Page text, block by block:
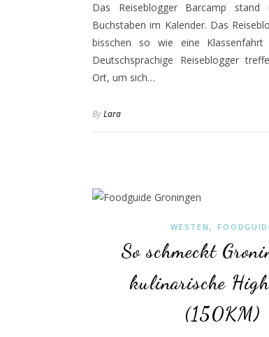
Das Reiseblogger Barcamp
Buchstaben im Kalender. Das
bisschen so wie eine Klassenfahrt
Deutschsprachige Reiseblogger
Ort, um sich…
ByLara
WESTEN ,
So schmeckt
kulinarische
(150KM)